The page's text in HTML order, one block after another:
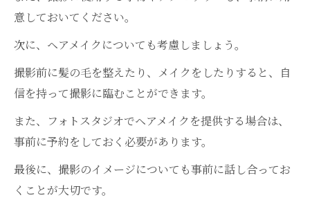
意しておいてください。
次に、ヘアメイクについても考慮しましょう。
撮影前に髪の毛を整えたり、メイクをしたりすると、自
信を持って撮影に臨むことができます。
また、フォトスタジオでヘアメイクを提供する場合は、
事前に予約をしておく必要があります。
最後に、撮影のイメージについても事前に話し合ってお
くことが大切です。